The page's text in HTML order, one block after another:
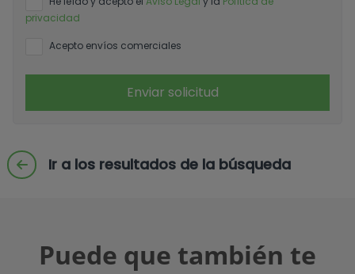
privacidad
Acepto envíos comerciales
Enviar solicitud
Ir a los resultados de la búsqueda
Puede que también te